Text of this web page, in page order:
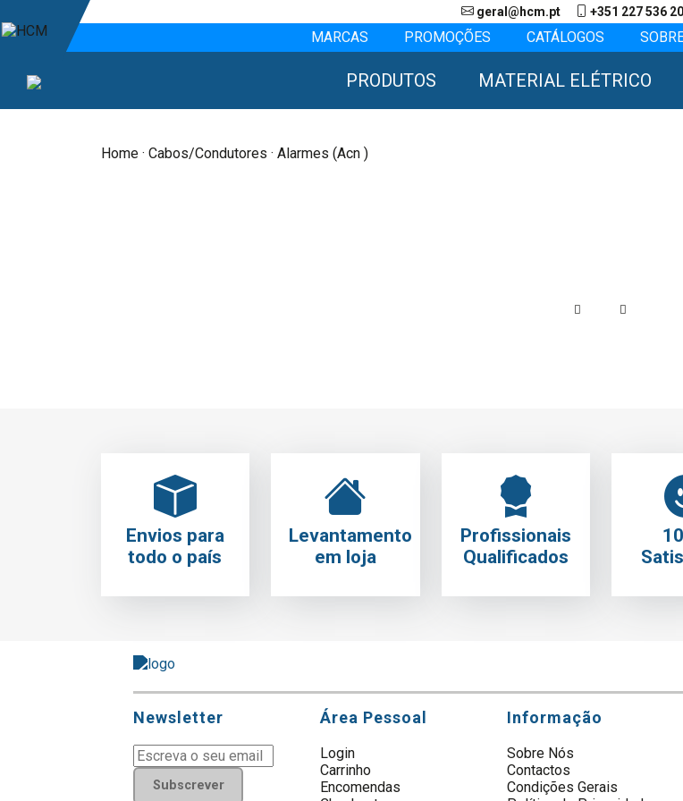
geral@hcm.pt +351 227 536
MARCAS
PROMOÇÕES CATÁLOGOS
PRODUTOS MATERIAL ELÉTRICO
Home· Cabos/condutores · Alarmes (Acn )
Envios para
todo o país
Levantamento
em loja
Profissionais
Qualificados
Newsletter
Subscrever
Área Pessoal
Login
Carrinho
Encomendas
Informação
Sobre Nós
Contactos
Condições Gerais